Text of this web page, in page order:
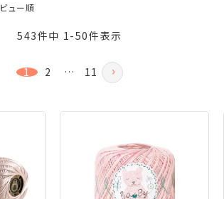
ュー順
543件中 1 -50件表示
1 2 … 11